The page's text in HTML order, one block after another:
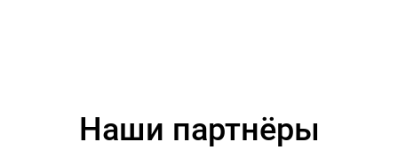
Наши партнёры